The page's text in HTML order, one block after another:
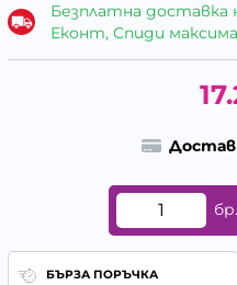
Безплатна доставка
Еконт, Спиди
бр.
БЪРЗА ПОРЪЧКА